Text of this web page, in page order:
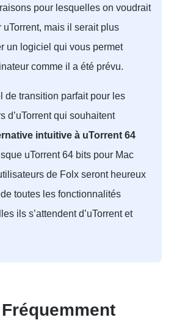
pour lesquelles on voudrait
uTorrent, mais il serait plus
un logiciel qui vous permet
comme il a été prévu.
de transition parfait pour les
d’uTorrent qui souhaitent
intuitive à uTorrent 64
uTorrent 64 bits pour Mac
de Folx seront heureux
toutes les fonctionnalités
ils s’attendent d’uTorrent et